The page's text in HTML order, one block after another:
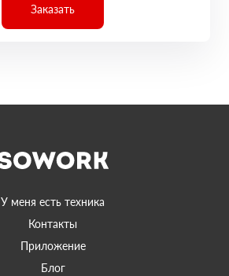
Заказать
У меня есть техника
Контакты
Приложение
Блог